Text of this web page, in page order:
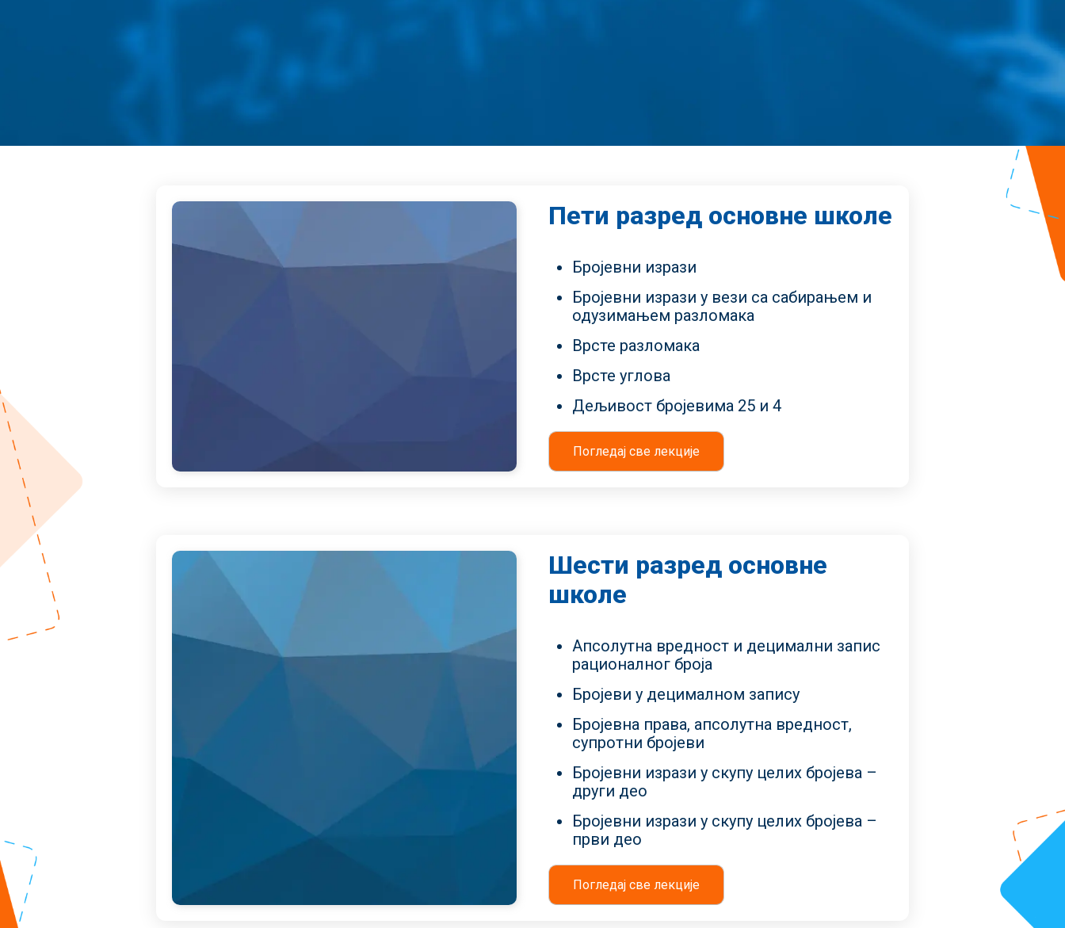
Пети разред основне школе
Бројевни изрази
Бројевни изрази у вези са сабирањем и
одузимањем разломака
Врсте разломака
Врсте углова
Дељивост бројевима 25 и 4
Погледај све лекције
Шести разред основне
школе
Апсолутна вредност и децимални запис
рационалног броја
Бројеви у децималном запису
Бројевна права, апсолутна вредност,
супротни бројеви
Бројевни изрази у скупу целих бројева –
други део
Бројевни изрази у скупу целих бројева –
први део
Погледај све лекције